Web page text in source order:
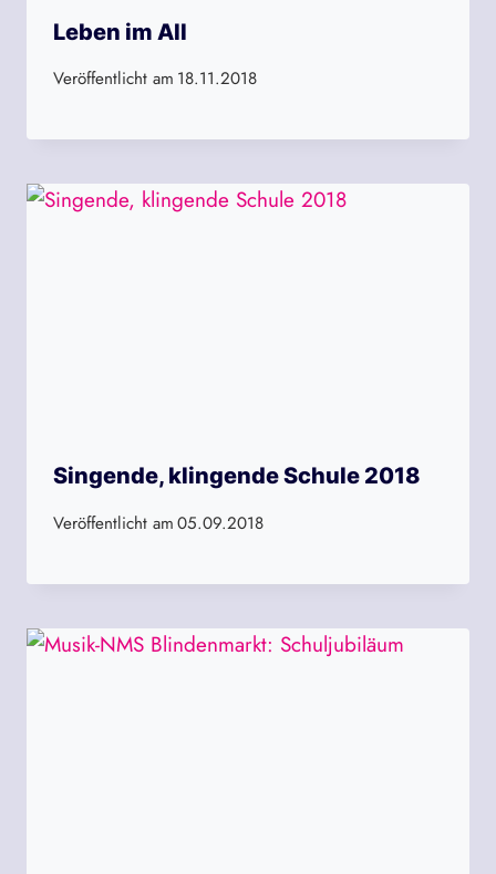
Leben im All
Veröffentlicht am 18.11.2018
Singende, klingende Schule 2018
Veröffentlicht am05.09.2018